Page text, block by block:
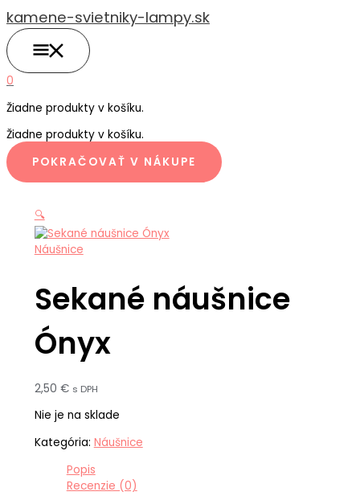
na
obsah
kamene-svietniky-lampy.sk
0
Žiadne produkty v košíku.
Žiadne produkty v košíku.
POKRAČOVAŤ V NÁKUPE
🔍
Náušnice
Sekané náušnice
Ónyx
2,50 € s DPH
Nie je na sklade
Kategória: Náušnice
Popis
Recenzie (0)